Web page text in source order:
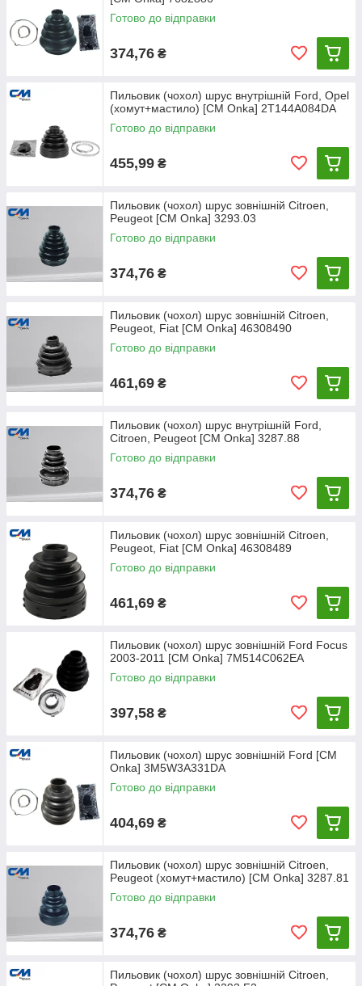
Готово до відправки
374,76 ₴
Пильовик (чохол) шрус внутрішній Ford, Opel
(хомут+мастило) [CM Onka] 2T144A084DA
Готово до відправки
455,99 ₴
Пильовик (чохол) шрус зовнішній Citroen,
Peugeot [CM Onka] 3293.03
Готово до відправки
374,76 ₴
Пильовик (чохол) шрус зовнішній Citroen,
Peugeot, Fiat [CM Onka] 46308490
Готово до відправки
461,69 ₴
Пильовик (чохол) шрус внутрішній Ford,
Citroen, Peugeot [CM Onka] 3287.88
Готово до відправки
374,76 ₴
Пильовик (чохол) шрус зовнішній Citroen,
Peugeot, Fiat [CM Onka] 46308489
Готово до відправки
461,69 ₴
Пильовик (чохол) шрус зовнішній Ford Focus
2003-2011 [СМ Onka] 7M514C062EA
Готово до відправки
397,58 ₴
Пильовик (чохол) шрус зовнішній Ford [СМ
Onka] 3M5W3A331DA
Готово до відправки
404,69 ₴
Пильовик (чохол) шрус зовнішній Citroen,
Peugeot (хомут+мастило) [CM Onka] 3287.81
Готово до відправки
374,76 ₴
Пильовик (чохол) шрус зовнішній Citroen,